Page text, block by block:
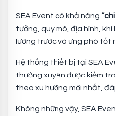
SEA Event có khả năng
tưởng, quy mô, địa hình, khí
lường trước và ứng phó tốt
Hệ thống thiết bị tại SEA
thường xuyên được kiểm
theo xu hướng mới nhất,
Không những vậy, SEA